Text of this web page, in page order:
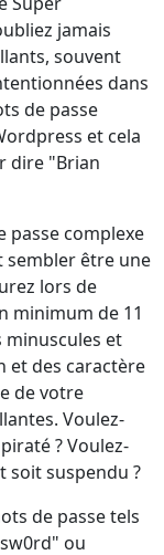
jamais
souvent
dans
de passe
et cela
dire "Brian
passe complexe
sembler être une
lors de
minimum de 11
minuscules et
et des caractère
de votre
Voulez-
? Voulez-
soit suspendu ?
de passe tels
ou